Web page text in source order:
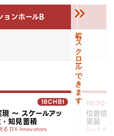
keyboard_double_arrow_right
ョンホールB
18CHB1
～ スケールアッ
知見蓄積
る DXInnovators
10:30-
位置情
実装
Day4 未